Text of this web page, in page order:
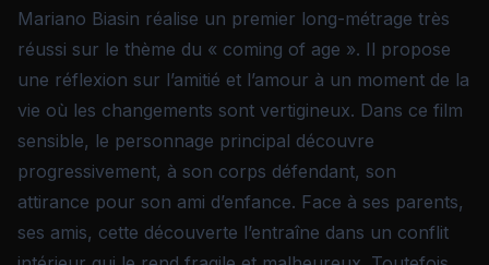
Mariano Biasin réalise un premier long-métrage très
réussi sur le thème du « coming of age ». Il propose
une réflexion sur l’amitié et l’amour à un moment de la
vie où les changements sont vertigineux. Dans ce film
sensible, le personnage principal découvre
progressivement, à son corps défendant, son
attirance pour son ami d’enfance. Face à ses parents,
ses amis, cette découverte l’entraîne dans un conflit